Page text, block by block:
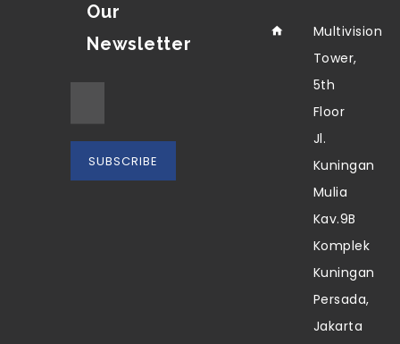
Our
Newsletter
Multivision
Tower,
5th
Floor
Jl.
Kuningan
Mulia
Kav.9B
Komplek
Kuningan
Persada,
Jakarta